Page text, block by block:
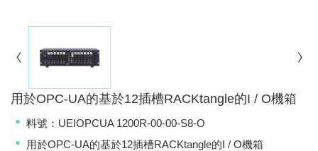
用於OPC-UA的基於12插槽RACKtangle的I / O機箱
料號：UEIOPCUA 1200R-00-00-S8-O
用於OPC-UA的基於12插槽RACKtangle的I / O機箱